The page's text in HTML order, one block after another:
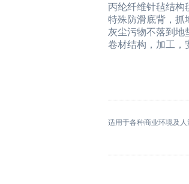
丙纶纤维针毡结构
特殊防滑底背，抓
灰尘污物不落到地
卷材结构，加工，
适用于各种商业环境及